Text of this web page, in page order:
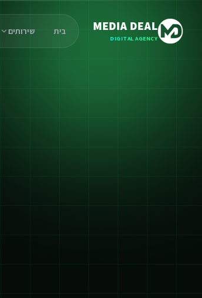
MEDIA DEAL
DIGITAL AGENCY
בית שירותים